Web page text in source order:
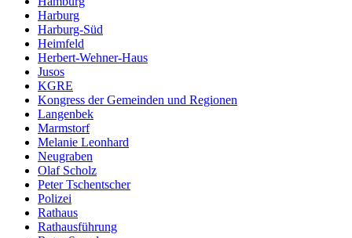
Harburg
Harburg-Süd
Heimfeld
Herbert-Wehner-Haus
Jusos
KGRE
Kongress der Gemeinden und Regionen
Langenbek
Marmstorf
Melanie Leonhard
Neugraben
Olaf Scholz
Peter Tschentscher
Polizei
Rathaus
Rathausführung